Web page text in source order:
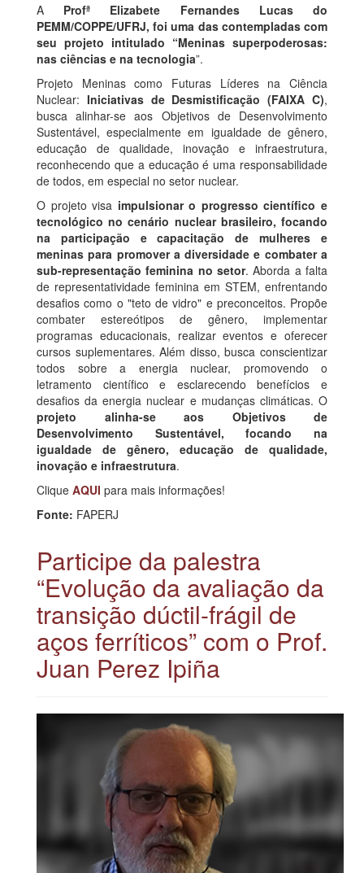
A Profª Elizabete Fernandes Lucas do
PEMM/COPPE/UFRJ, foi uma das contempladas com
seu projeto intitulado “Meninas superpoderosas:
nas ciências e na tecnologia”.
Projeto Meninas como Futuras Líderes na Ciência
Nuclear: Iniciativas de Desmistificação (FAIXA C),
busca alinhar-se aos Objetivos de Desenvolvimento
Sustentável, especialmente em igualdade de gênero,
educação de qualidade, inovação e infraestrutura,
reconhecendo que a educação é uma responsabilidade
de todos, em especial no setor nuclear.
O projeto visa impulsionar o progresso científico e
tecnológico no cenário nuclear brasileiro, focando
na participação e capacitação de mulheres e
meninas para promover a diversidade e combater a
sub-representação feminina no setor. Aborda a falta
de representatividade feminina em STEM, enfrentando
desafios como o "teto de vidro" e preconceitos. Propõe
combater estereótipos de gênero, implementar
programas educacionais, realizar eventos e oferecer
cursos suplementares. Além disso, busca conscientizar
todos sobre a energia nuclear, promovendo o
letramento científico e esclarecendo benefícios e
desafios da energia nuclear e mudanças climáticas. O
projeto alinha-se aos Objetivos de
Desenvolvimento Sustentável, focando na
igualdade de gênero, educação de qualidade,
inovação e infraestrutura.
Clique AQUI para mais informações!
Fonte: FAPERJ
Participe da palestra
“Evolução da avaliação da
transição dúctil-frágil de
aços ferríticos” com o Prof.
Juan Perez Ipiña